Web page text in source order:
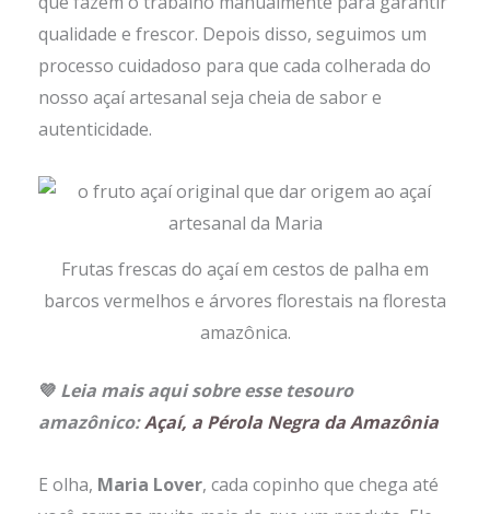
qualidade e frescor. Depois disso, seguimos um
processo cuidadoso para que cada colherada do
nosso açaí artesanal seja cheia de sabor e
autenticidade.
Frutas frescas do açaí em cestos de palha em
barcos vermelhos e árvores florestais na floresta
amazônica.
💜 Leia mais aqui sobre esse tesouro
amazônico:Açaí, a Pérola Negra da Amazônia
E olha, Maria Lover, cada copinho que chega até